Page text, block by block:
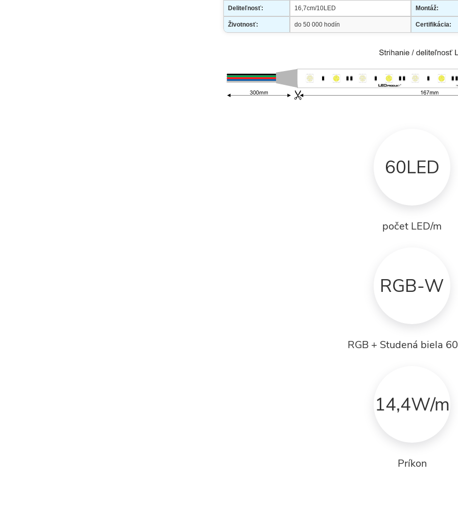
Deliteľnosť: 16,7cm/10LED Montáž:
Životnosť: do 50 000 hodín Certifikácia:
60LED
počet LED/m
RGB-W
RGB + Studená biela
14,4W/m
Príkon